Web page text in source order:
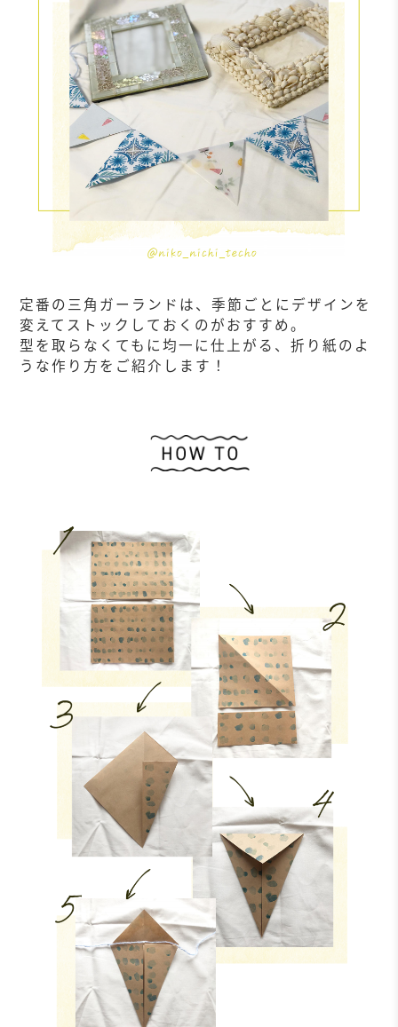
定番の三角ガーランドは、季節ごとにデザインを
変えてストックしておくのがおすすめ。
型を取らなくてもに均一に仕上がる、折り紙のよ
うな作り方をご紹介します！